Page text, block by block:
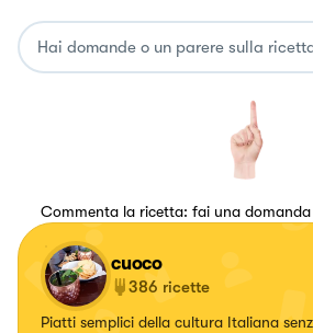
Commenta la ricetta: fai una
cuoco
386 ricette
Piatti semplici della cultura Italiana